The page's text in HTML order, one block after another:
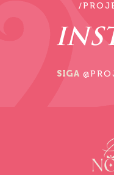
/
SIGA